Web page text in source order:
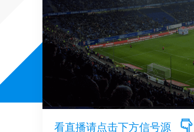
看直播请点击下方信号源